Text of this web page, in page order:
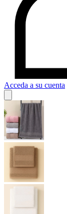
Acceda a su cuenta